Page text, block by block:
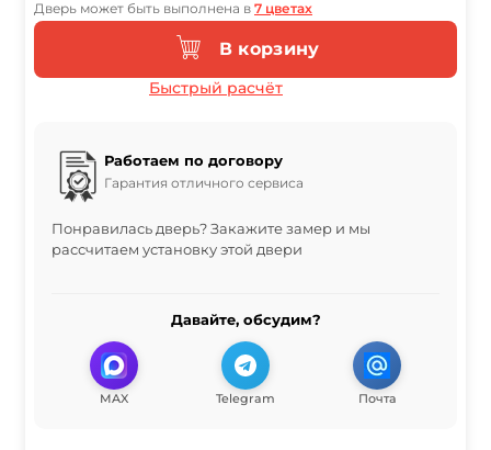
Дверь может быть выполнена в 7 цветах
В корзину
Быстрый расчёт
Работаем по договору
Гарантия отличного сервиса
Понравилась дверь? Закажите замер и мы
рассчитаем установку этой двери
Давайте, обсудим?
MAX Telegram Почта